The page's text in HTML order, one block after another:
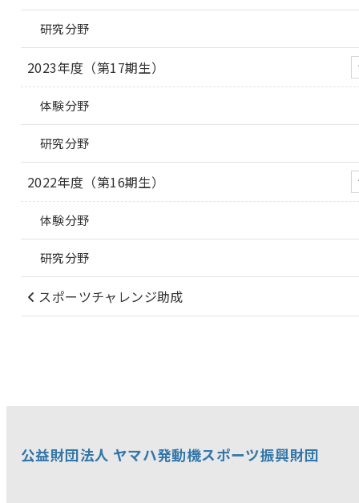
研究分野
2023年度（第17期生）
体験分野
研究分野
2022年度（第16期生）
体験分野
研究分野
スポーツチャレンジ助成
公益財団法人 ヤマハ発動機スポーツ振興財団